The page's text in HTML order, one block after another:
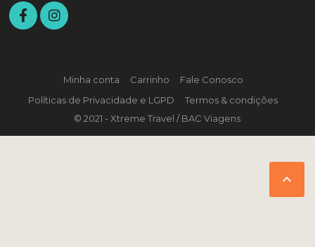
© 2021 - Xtreme Travel / BAC Viagens
Minha conta Carrinho
Fale Conosco
Políticas de Privacidade e LGPD
Termos & condições
